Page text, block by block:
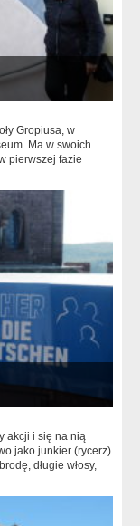
Gropiusa, w
Ma w swoich
pierwszej fazie
akcji i się na nią
jako junkier (rycerz)
długie włosy,